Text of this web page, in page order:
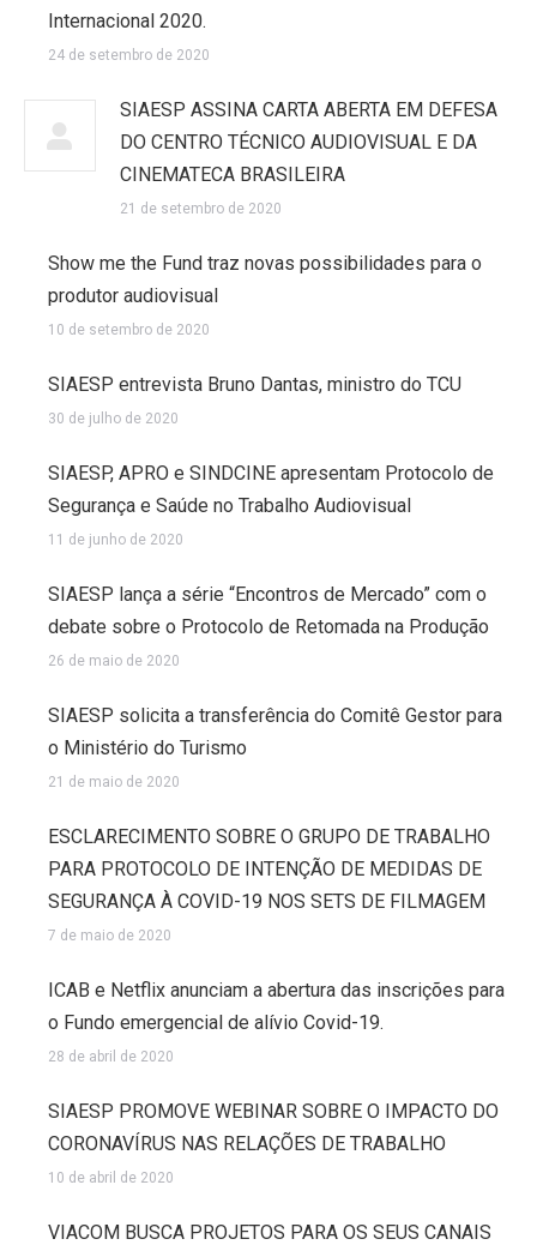
Internacional 2020.
24 de setembro de 2020
SIAESP ASSINA CARTA ABERTA EM DEFESA
DO CENTRO TÉCNICO AUDIOVISUAL E DA
CINEMATECA BRASILEIRA
21 de setembro de 2020
Show me the Fund traz novas possibilidades para o
produtor audiovisual
10 de setembro de 2020
SIAESP entrevista Bruno Dantas, ministro do TCU
30 de julho de 2020
SIAESP, APRO e SINDCINE apresentam Protocolo de
Segurança e Saúde no Trabalho Audiovisual
11 de junho de 2020
SIAESP lança a série “Encontros de Mercado” com o
debate sobre o Protocolo de Retomada na Produção
26 de maio de 2020
SIAESP solicita a transferência do Comitê Gestor para
o Ministério do Turismo
21 de maio de 2020
ESCLARECIMENTO SOBRE O GRUPO DE TRABALHO
PARA PROTOCOLO DE INTENÇÃO DE MEDIDAS DE
SEGURANÇA À COVID-19 NOS SETS DE FILMAGEM
7 de maio de 2020
ICAB e Netflix anunciam a abertura das inscrições para
o Fundo emergencial de alívio Covid-19.
28 de abril de 2020
SIAESP PROMOVE WEBINAR SOBRE O IMPACTO DO
CORONAVÍRUS NAS RELAÇÕES DE TRABALHO
10 de abril de 2020
VIACOM BUSCA PROJETOS PARA OS SEUS CANAIS